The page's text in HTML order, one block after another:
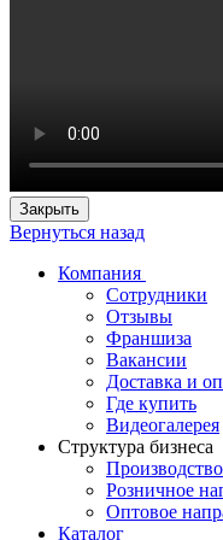
Закрыть
Вернуться назад
Компания
Сотрудники
Отзывы
Франшиза
Вакансии
Доставка и
Где купить
Видеогалерея
Структура бизнеса
Производство
Розничное
Оптовое
Каталог